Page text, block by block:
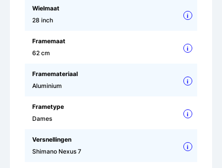
Wielmaat
28 inch
i
Framemaat
62 cm
i
Framemateriaal
Aluminium
i
Frametype
Dames
i
Versnellingen
Shimano Nexus 7
i